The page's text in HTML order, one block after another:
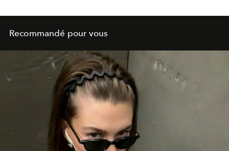
Recommandé pour vous